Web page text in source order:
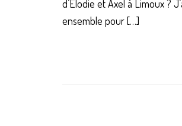
d’Elodie et Axel à Limoux ?
ensemble pour […]